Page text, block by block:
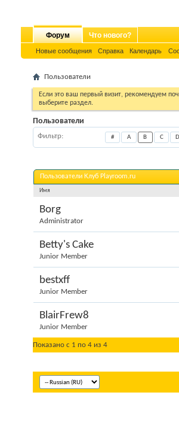
Форум
Новые сообщения Справка Календарь
Что нового?
Пользователи
Если это ваш первый визит, рекомендуем
выберите раздел.
Пользователи
Фильтр # A B C D
Пользователи Клуб Playroom.ru
Имя
Borg
Administrator
Betty's Cake
Junior Member
bestxff
Junior Member
BlairFrew8
Junior Member
Показано с 1 по 4 из 4